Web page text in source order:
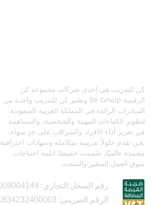
كن للتدريب هي إحدى شركات مجموعة كن
الرقمية Be Group وتعتبر كن للتدريب واحدة من
المبادرات الرائدة في المملكة العربية السعودية
لتطوير الكفاءات المهنية والشخصية، والمساهمة
في تعزيز أداء الأفراد والشركات على حدٍ سواء.
نحن نقدم حلولاً تدريبية متكاملة وشهادات احترافية
معتمدة عالميًا، صُممت خصيصًا لتلبية احتياجات
سوق العمل المتغير والمتجدد.
رقم السجل التجاري: 1009004149
الرقم الضريبي: 311834232400003